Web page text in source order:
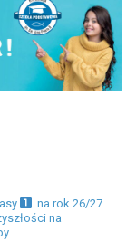
na rok 26/27
na